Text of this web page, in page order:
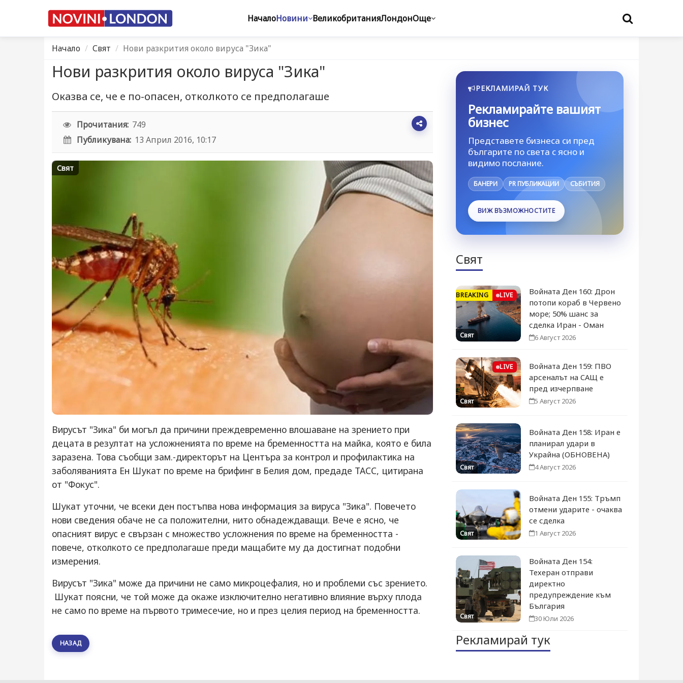
НачалоНовини ВеликобританияЛондонОще
Начало Свят Нови разкрития около вируса "Зика"
Нови разкрития около вируса "Зика"
Оказва се, че е по-опасен, отколкото се предполагаше
Прочитания: 749
Публикувана: 13 Април 2016, 10:17
Свят
Вирусът "Зика" би могъл да причини преждевременно влошаване на зрението при
децата в резултат на усложненията по време на бременността на майка, която е била
заразена. Това съобщи зам.-директорът на Центъра за контрол и профилактика на
заболяванията Ен Шукат по време на брифинг в Белия дом, предаде ТАСС, цитирана
от "Фокус".
Шукат уточни, че всеки ден постъпва нова информация за вируса "Зика". Повечето
нови сведения обаче не са положителни, нито обнадеждаващи. Вече е ясно, че
опасният вирус е свързан с множество усложнения по време на бременността -
повече, отколкото се предполагаше преди мащабите му да достигнат подобни
измерения.
Вирусът "Зика" може да причини не само микроцефалия, но и проблеми със зрението.
Шукат поясни, че той може да окаже изключително негативно влияние върху плода
не само по време на първото тримесечие, но и през целия период на бременността.
НАЗАД
РЕКЛАМИРАЙ ТУК
Рекламирайте вашият
бизнес
Представете бизнеса си пред
българите по света с ясно и
видимо послание.
БАНЕРИ PR ПУБЛИКАЦИИ СЪБИТИЯ
ВИЖ ВЪЗМОЖНОСТИТЕ
Свят
BREAKING LIVE
Свят
Войната Ден 160: Дрон
потопи кораб в Червено
море; 50% шанс за
сделка Иран - Оман
6 Август 2026
LIVE
Свят
Войната Ден 159: ПВО
арсеналът на САЩ е
пред изчерпване
5 Август 2026
Свят
Войната Ден 158: Иран е
планирал удари в
Украйна (ОБНОВЕНА)
4 Август 2026
Свят
Войната Ден 155: Тръмп
отмени ударите - очаква
се сделка
1 Август 2026
Свят
Войната Ден 154:
Техеран отправи
директно
предупреждение към
България
30 Юли 2026
Рекламирай тук